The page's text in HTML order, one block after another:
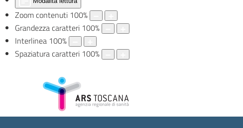
Zoom contenuti 100%
Grandezza caratteri 100%
Interlinea 100%
Spaziatura caratteri 100%